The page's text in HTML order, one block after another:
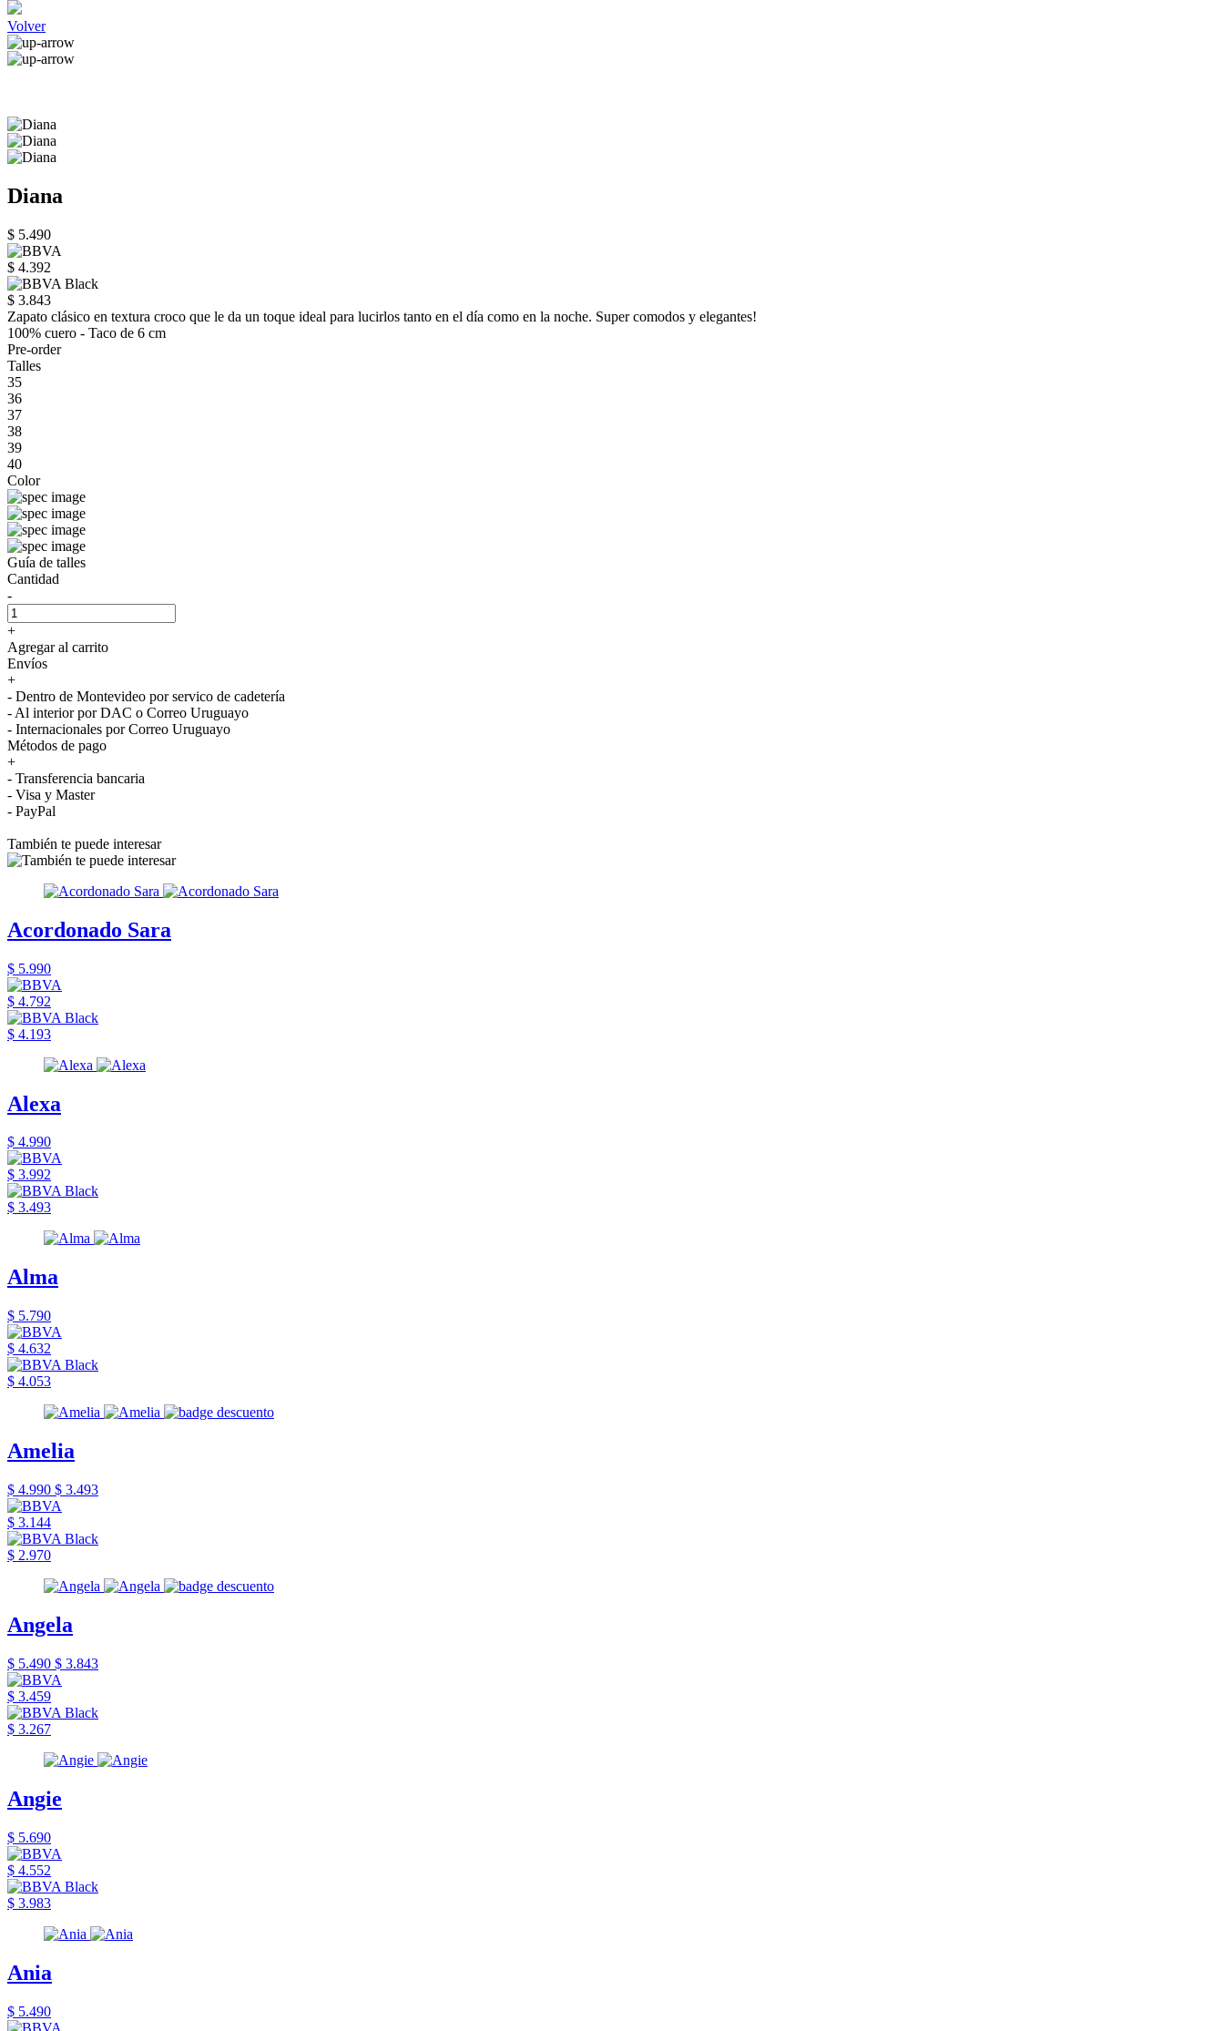
Volver
Diana
$ 5.490
$ 4.392
$ 3.843
Zapato clásico en textura croco que le da un toque ideal para lucirlos tanto en el día como en la noche. Super comodos y elegantes!
100% cuero - Taco de 6 cm
Pre-order
Talles
35
36
37
38
39
40
Color
Guía de talles
Cantidad
-
+
Agregar al carrito
Envíos
+
- Dentro de Montevideo por servico de cadetería
- Al interior por DAC o Correo Uruguayo
- Internacionales por Correo Uruguayo
Métodos de pago
+
- Transferencia bancaria
- Visa y Master
- PayPal
También te puede interesar
Acordonado Sara
$ 5.990
$ 4.792
$ 4.193
Alexa
$ 4.990
$ 3.992
$ 3.493
Alma
$ 5.790
$ 4.632
$ 4.053
Amelia
$ 4.990 $ 3.493
$ 3.144
$ 2.970
Angela
$ 5.490 $ 3.843
$ 3.459
$ 3.267
Angie
$ 5.690
$ 4.552
$ 3.983
Ania
$ 5.490